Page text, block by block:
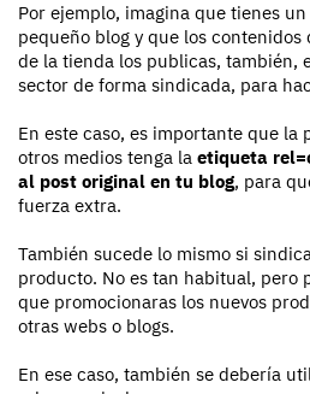
Por ejemplo, imagina que tienes
pequeño blog y que los
de la tienda los publicas, también,
sector de forma sindicada, para
En este caso, es importante que la
otros medios tenga la etiqueta
al post original en tu blog, para
fuerza extra.
También sucede lo mismo si
producto. No es tan habitual, pero
que promocionaras los nuevos
otras webs o blogs.
En ese caso, también se debería